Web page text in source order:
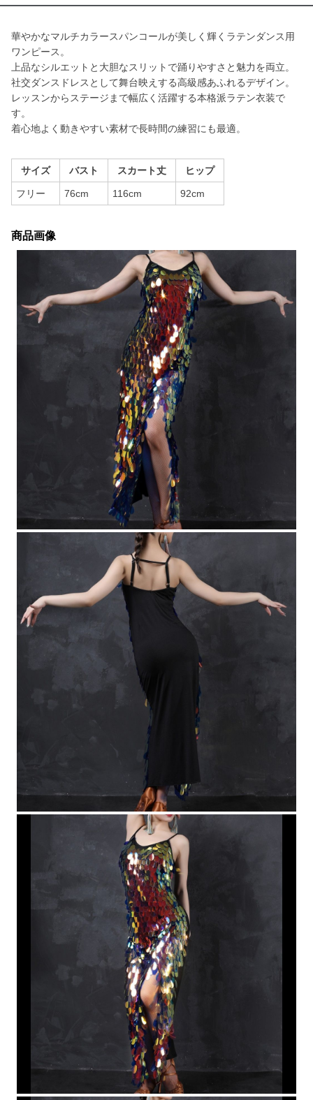
華やかなマルチカラースパンコールが美しく輝くラテンダンス用
ワンピース。
上品なシルエットと大胆なスリットで踊りやすさと魅力を両立。
社交ダンスドレスとして舞台映えする高級感あふれるデザイン。
レッスンからステージまで幅広く活躍する本格派ラテン衣装で
す。
着心地よく動きやすい素材で長時間の練習にも最適。
サイズ バスト スカート丈 ヒップ
フリー 76cm 116cm 92cm
商品画像